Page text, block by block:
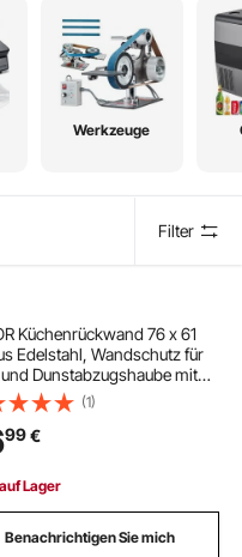
Werkzeuge
Filter
Küchenrückwand 76 x 61
Edelstahl, Wandschutz für
Dunstabzugshaube mit
Löchern, Robuste
Spritzschutz für Küche,
und Praktische
Silber
(1)
99€
Lager
Benachrichtigen Sie mich